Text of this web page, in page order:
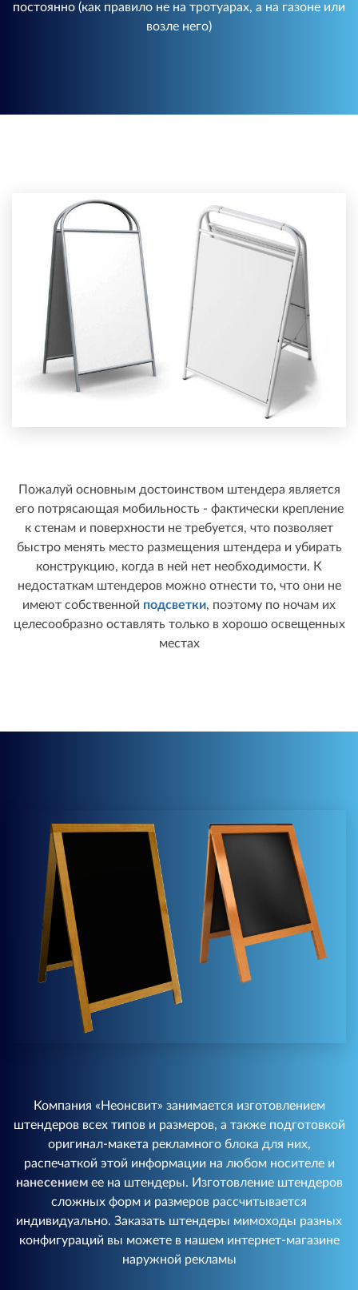
постоянно (как правило не на тротуарах, а на газоне или
возле него)
Пожалуй основным достоинством штендера является
его потрясающая мобильность - фактически крепление
к стенам и поверхности не требуется, что позволяет
быстро менять место размещения штендера и убирать
конструкцию, когда в ней нет необходимости. К
недостаткам штендеров можно отнести то, что они не
имеют собственной подсветки, поэтому по ночам их
целесообразно оставлять только в хорошо освещенных
местах
Компания «Неонсвит» занимается изготовлением
штендеров всех типов и размеров, а также подготовкой
оригинал-макета рекламного блока для них,
распечаткой этой информации на любом носителе и
нанесениемее на штендеры. Изготовление штендеров
сложных форм и размеров рассчитывается
индивидуально. Заказать штендеры мимоходы разных
конфигураций вы можете в нашем интернет-магазине
наружной рекламы